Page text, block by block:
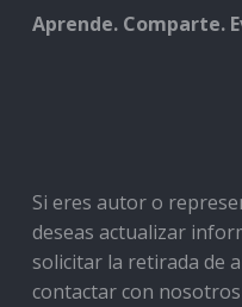
Aprende. Comparte.
Si eres autor o
deseas actualizar
solicitar la retirada de
contactar con